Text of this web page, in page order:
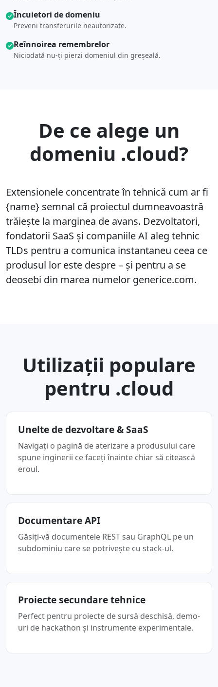
Încuietori de domeniu
Preveni transferurile neautorizate.
Reînnoirea remembrelor
Niciodată nu-ţi pierzi domeniul din greşeală.
De ce alege un
domeniu .cloud?
Extensionele concentrate în tehnică cum ar fi
{name} semnal că proiectul dumneavoastră
trăiește la marginea de avans. Dezvoltatori,
fondatorii SaaS și companiile AI aleg tehnic
TLDs pentru a comunica instantaneu ceea ce
produsul lor este despre – și pentru a se
deosebi din marea numelor generice.com.
Utilizaţii populare
pentru .cloud
Unelte de dezvoltare & SaaS
Navigați o pagină de aterizare a produsului care
spune inginerii ce faceți înainte chiar să citească
eroul.
Documentare API
Găsiţi-vă documentele REST sau GraphQL pe un
subdominiu care se potriveşte cu stack-ul.
Proiecte secundare tehnice
Perfect pentru proiecte de sursă deschisă, demo-
uri de hackathon şi instrumente experimentale.